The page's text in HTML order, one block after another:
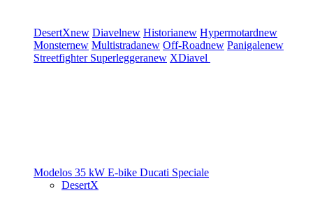
DesertXnew Diavelnew Historianew Hypermotardnew
Monsternew Multistradanew Off-Roadnew Panigalenew
Streetfighter Superleggeranew XDiavel
Modelos 35 kW E-bike Ducati Speciale
DesertX